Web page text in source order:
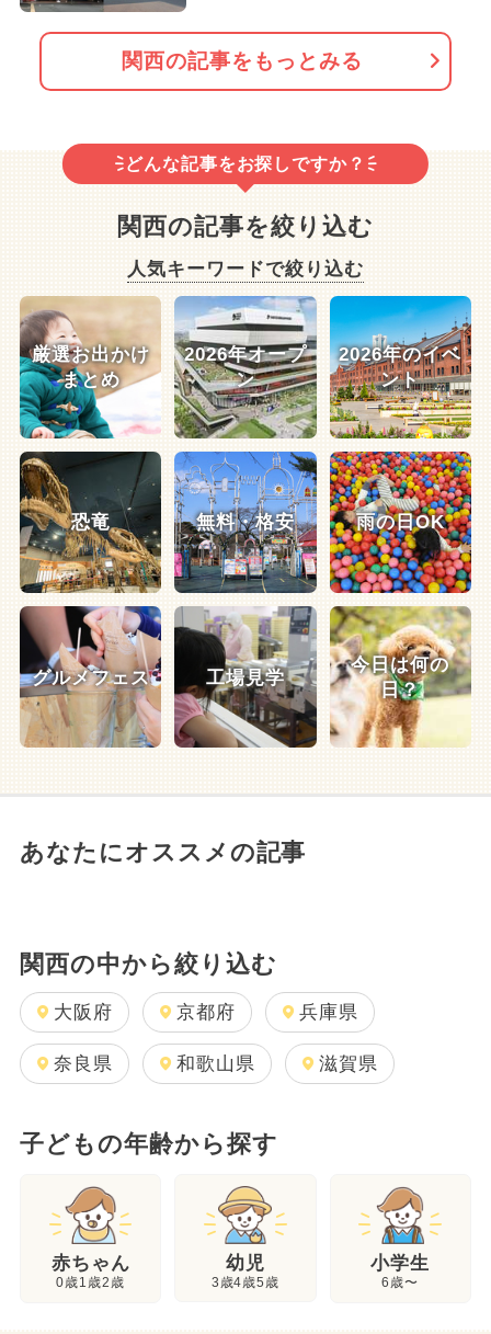
関西の記事をもっとみる
どんな記事をお探しですか？
関西の記事を絞り込む
人気キーワードで絞り込む
厳選お出かけ
まとめ
2026年オープ
ン
2026年のイベ
ント
恐竜 無料・格安 雨の日OK
グルメフェス 工場見学
今日は何の
日？
あなたにオススメの記事
関西の中から絞り込む
大阪府 京都府 兵庫県
奈良県 和歌山県 滋賀県
子どもの年齢から探す
赤ちゃん
0歳1歳2歳
幼児
3歳4歳5歳
小学生
6歳〜